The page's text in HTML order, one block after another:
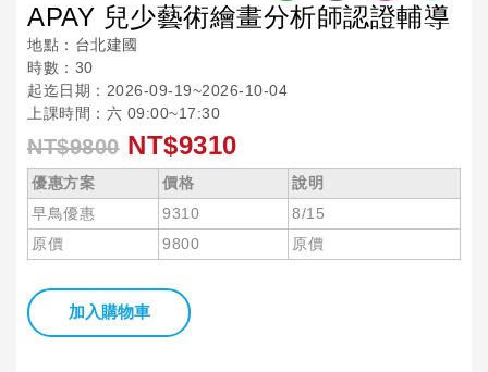
APAY 兒少藝術繪畫分析師認證輔導
地點：台北建國
時數：30
起迄日期：2026-09-19~2026-10-04
上課時間：六 09:00~17:30
NT$9800 NT$9310
優惠方案 價格
說明
早鳥優惠
9310
8/15
原價
9800 原價
加入購物車